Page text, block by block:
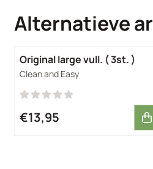
Alternatieve
Original large vull. ( 3st. )
Merk:
Clean and Easy
Prijs: 13,95
€13,95